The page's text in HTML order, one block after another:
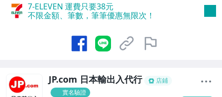
7-ELEVEN 運費只要38元
不限金額、筆數，筆筆優惠無限次！
JP.com 日本輸出入代行
店鋪
實名驗證